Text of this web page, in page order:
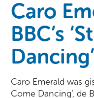
Caro
BBC’s
Dancing’
Caro Emerald was
Come Dancing’, de